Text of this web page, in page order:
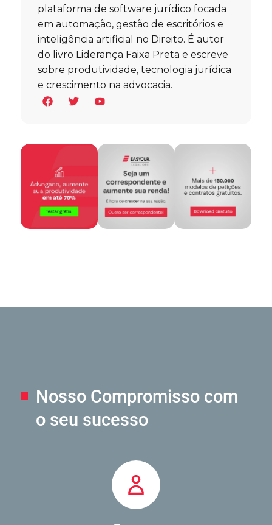
plataforma de software jurídico focada
em automação, gestão de escritórios e
inteligência artificial no Direito. É autor
do livro Liderança Faixa Preta e escreve
sobre produtividade, tecnologia jurídica
e crescimento na advocacia.
Nosso Compromisso com
o seu sucesso